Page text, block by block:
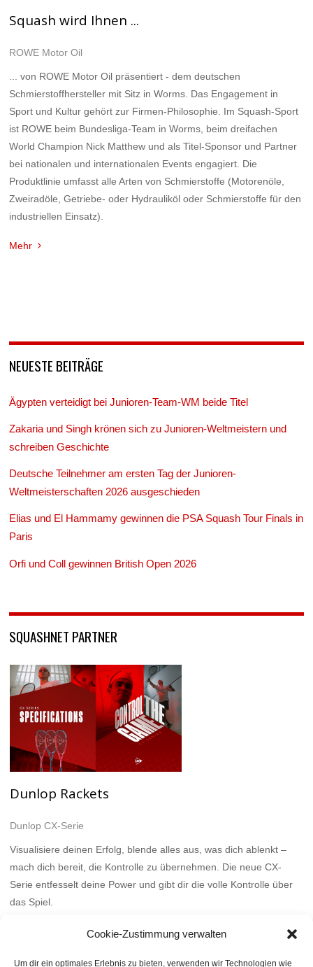
Cookie-Zustimmung verwalten
Um dir ein optimales Erlebnis zu bieten, verwenden wir Technologien wie
Squash wird Ihnen ...
ROWE Motor Oil
... von ROWE Motor Oil präsentiert - dem deutschen
Schmierstoffhersteller mit Sitz in Worms. Das Engagement in
Sport und Kultur gehört zur Firmen-Philosophie. Im Squash-Sport
ist ROWE beim Bundesliga-Team in Worms, beim dreifachen
World Champion Nick Matthew und als Titel-Sponsor und Partner
bei nationalen und internationalen Events engagiert. Die
Produktlinie umfasst alle Arten von Schmierstoffe (Motorenöle,
Zweiradöle, Getriebe- oder Hydrauliköl oder Schmierstoffe für den
industriellen Einsatz).
Mehr
NEUESTE BEITRÄGE
Ägypten verteidigt bei Junioren-Team-WM beide Titel
Zakaria und Singh krönen sich zu Junioren-Weltmeistern und
schreiben Geschichte
Deutsche Teilnehmer am ersten Tag der Junioren-
Weltmeisterschaften 2026 ausgeschieden
Elias und El Hammamy gewinnen die PSA Squash Tour Finals in
Paris
Orfi und Coll gewinnen British Open 2026
SQUASHNET PARTNER
Dunlop Rackets
Dunlop CX-Serie
Visualisiere deinen Erfolg, blende alles aus, was dich ablenkt –
mach dich bereit, die Kontrolle zu übernehmen. Die neue CX-
Serie entfesselt deine Power und gibt dir die volle Kontrolle über
das Spiel.